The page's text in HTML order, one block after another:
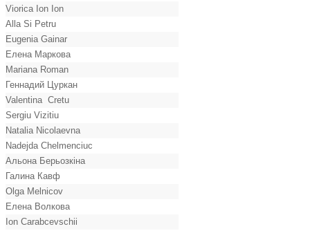
Viorica Ion Ion
Alla Si Petru
Eugenia Gainar
Елена Маркова
Mariana Roman
Геннадий Цуркан
Valentina Cretu
Sergiu Vizitiu
Natalia Nicolaevna
Nadejda Chelmenciuc
Альона Берьозкіна
Галина Кавф
Olga Melnicov
Елена Волкова
Ion Carabcevschii